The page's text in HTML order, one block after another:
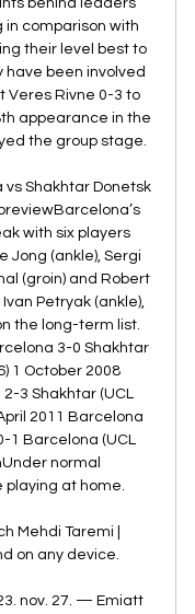
behind leaders
in comparison with
their level best to
been involved
Veres Rivne 0-3 to
appearance in the
the group stage.
vs Shakhtar Donetsk
with six players
Jong (ankle), Sergi
(groin) and Robert
Petryak (ankle),
the long-term list.
3-0 Shakhtar
1 October 2008
3 Shakhtar (UCL
2011 Barcelona
1 Barcelona (UCL
normal
at home.
Mehdi Taremi |
on any device.
nov. 27. — Emiatt